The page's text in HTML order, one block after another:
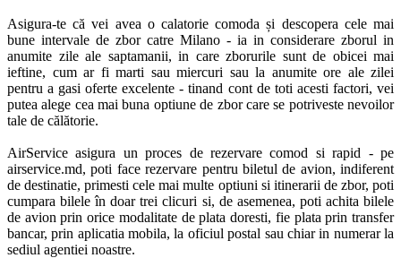
Asigura-te că vei avea o calatorie comoda și descopera cele mai
bune intervale de zbor catre Milano - ia in considerare zborul in
anumite zile ale saptamanii, in care zborurile sunt de obicei mai
ieftine, cum ar fi marti sau miercuri sau la anumite ore ale zilei
pentru a gasi oferte excelente - tinand cont de toti acesti factori, vei
putea alege cea mai buna optiune de zbor care se potriveste nevoilor
tale de călătorie.
AirService asigura un proces de rezervare comod si rapid - pe
airservice.md, poti face rezervare pentru biletul de avion, indiferent
de destinatie, primesti cele mai multe optiuni si itinerarii de zbor, poti
cumpara bilele în doar trei clicuri si, de asemenea, poti achita bilele
de avion prin orice modalitate de plata doresti, fie plata prin transfer
bancar, prin aplicatia mobila, la oficiul postal sau chiar in numerar la
sediul agentiei noastre.